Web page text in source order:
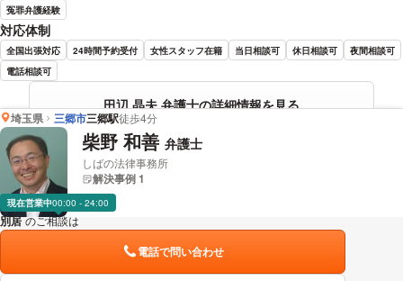
冤罪弁護経験
対応体制
全国出張対応 24時間予約受付 女性スタッフ在籍 当日相談可 休日相談可
夜間相談可
電話相談可
田辺 晶夫 弁護士の詳細情報を見る
埼玉県 三郷市三郷駅徒歩4分
柴野 和善 弁護士
しばの法律事務所
解決事例 1
現在営業中00:00 - 24:00
別居 のご相談は
電話で問い合わせ